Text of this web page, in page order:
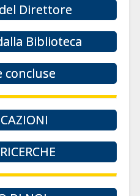
Direttore
Biblioteca
concluse